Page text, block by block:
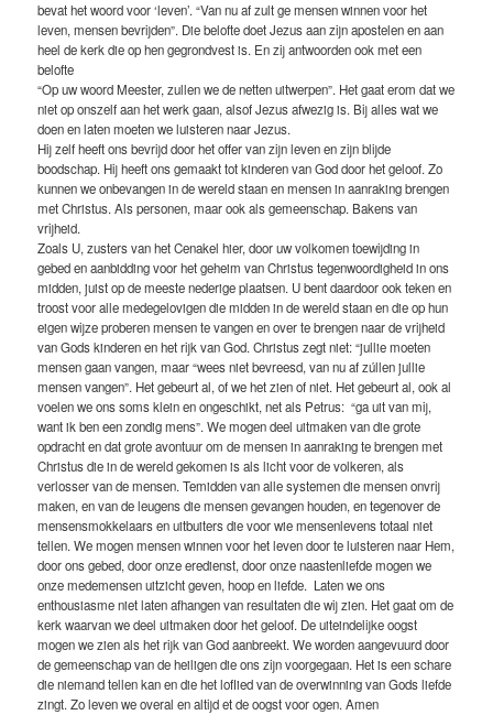
bevat het woord voor ‘leven’. “Van nu af zult ge mensen winnen voor het
leven, mensen bevrijden”. Die belofte doet Jezus aan zijn apostelen en aan
heel de kerk die op hen gegrondvest is. En zij antwoorden ook met een
belofte
“Op uw woord Meester, zullen we de netten uitwerpen”. Het gaat erom dat we
niet op onszelf aan het werk gaan, alsof Jezus afwezig is. Bij alles wat we
doen en laten moeten we luisteren naar Jezus.
Hij zelf heeft ons bevrijd door het offer van zijn leven en zijn blijde
boodschap. Hij heeft ons gemaakt tot kinderen van God door het geloof. Zo
kunnen we onbevangen in de wereld staan en mensen in aanraking brengen
met Christus. Als personen, maar ook als gemeenschap. Bakens van
vrijheid.
Zoals U, zusters van het Cenakel hier, door uw volkomen toewijding in
gebed en aanbidding voor het geheim van Christus tegenwoordigheid in ons
midden, juist op de meeste nederige plaatsen. U bent daardoor ook teken en
troost voor alle medegelovigen die midden in de wereld staan en die op hun
eigen wijze proberen mensen te vangen en over te brengen naar de vrijheid
van Gods kinderen en het rijk van God. Christus zegt niet: “jullie moeten
mensen gaan vangen, maar “wees niet bevreesd, van nu af zúllen jullie
mensen vangen”. Het gebeurt al, of we het zien of niet. Het gebeurt al, ook al
voelen we ons soms klein en ongeschikt, net als Petrus: “ga uit van mij,
want ik ben een zondig mens”. We mogen deel uitmaken van die grote
opdracht en dat grote avontuur om de mensen in aanraking te brengen met
Christus die in de wereld gekomen is als licht voor de volkeren, als
verlosser van de mensen. Temidden van alle systemen die mensen onvrij
maken, en van de leugens die mensen gevangen houden, en tegenover de
mensensmokkelaars en uitbuiters die voor wie mensenlevens totaal niet
tellen. We mogen mensen winnen voor het leven door te luisteren naar Hem,
door ons gebed, door onze eredienst, door onze naastenliefde mogen we
onze medemensen uitzicht geven, hoop en liefde. Laten we ons
enthousiasme niet laten afhangen van resultaten die wij zien. Het gaat om de
kerk waarvan we deel uitmaken door het geloof. De uiteindelijke oogst
mogen we zien als het rijk van God aanbreekt. We worden aangevuurd door
de gemeenschap van de heiligen die ons zijn voorgegaan. Het is een schare
die niemand tellen kan en die het loflied van de overwinning van Gods liefde
zingt. Zo leven we overal en altijd et de oogst voor ogen. Amen